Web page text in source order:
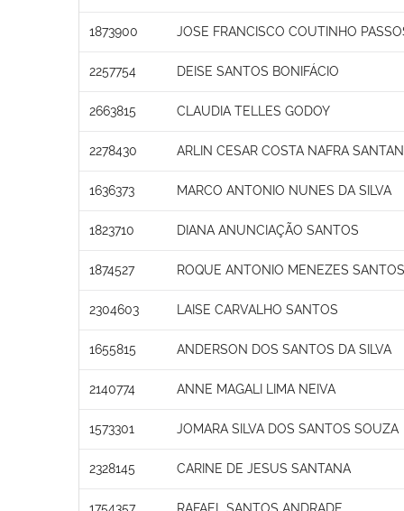
1873900 JOSE FRANCISCO COUTINHO
2257754 DEISE SANTOS BONIFÁCIO
2663815 CLAUDIA TELLES GODOY
2278430 ARLIN CESAR COSTA NAFRA
1636373 MARCO ANTONIO NUNES DA SILVA
1823710 DIANA ANUNCIAÇÃO SANTOS
1874527 ROQUE ANTONIO MENEZES SANTOS
2304603 LAISE CARVALHO SANTOS
1655815 ANDERSON DOS SANTOS DA SILVA
2140774 ANNE MAGALI LIMA NEIVA
1573301 JOMARA SILVA DOS SANTOS SOUZA
2328145 CARINE DE JESUS SANTANA
1754357 RAFAEL SANTOS ANDRADE